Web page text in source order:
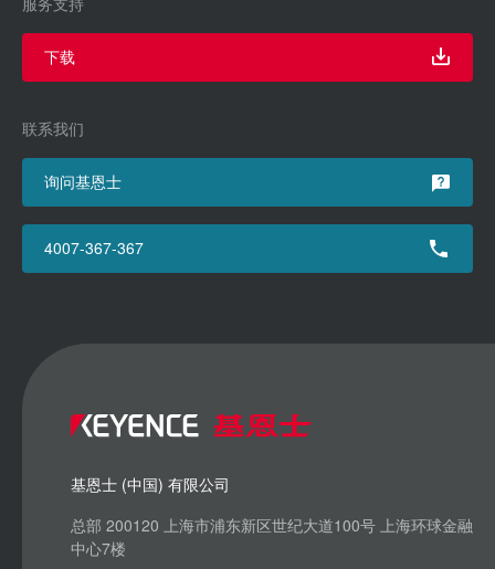
下载
联系我们
询问基恩士
4007-367-367
基恩士 (中国) 有限公司
总部 200120 上海市浦东新区世纪大道100号 上海环球金融
中心7楼